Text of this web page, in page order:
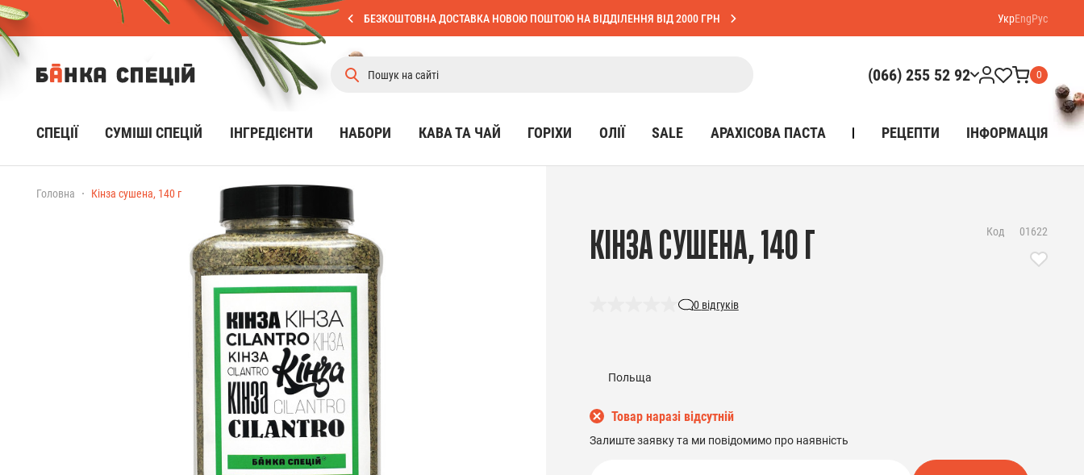
БЕЗКОШТОВНА ДОСТАВКА НОВОЮ ПОШТОЮ НА ВІДДІЛЕННЯ ВІД 2000 ГРН УкрEngРус
(066) 255 52 92 0
СПЕЦІЇ CУМІШІ СПЕЦІЙ ІНГРЕДІЄНТИ НАБОРИ КАВА ТА ЧАЙ ГОРІХИ ОЛІЇ SALE АРАХІСОВА ПАСТА РЕЦЕПТИ ІНФОРМАЦІЯ
Головна Кінза сушена, 140 г
КІНЗА СУШЕНА, 140 Г
0 відгуків
Код 01622
Польща
Товар наразі відсутній
Залиште заявку та ми повідомимо про наявність